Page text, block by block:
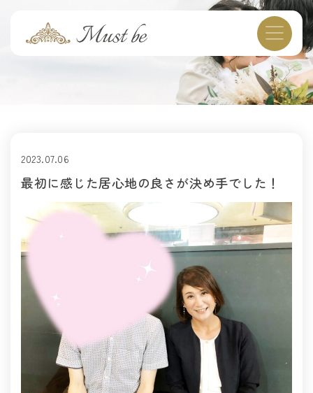
2023.07.06
最初に感じた居心地の良さが決め手でした！